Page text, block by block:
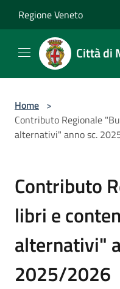
Regione Veneto
Città di
Home >
Contributo Regionale
alternativi" anno sc.
Contributo
libri e
alternativi"
2025/2026